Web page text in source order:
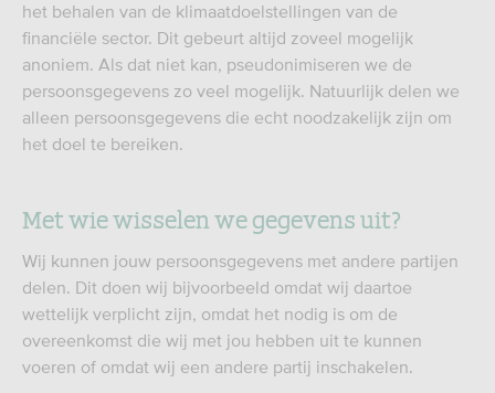
het behalen van de klimaatdoelstellingen van de
financiële sector. Dit gebeurt altijd zoveel mogelijk
anoniem. Als dat niet kan, pseudonimiseren we de
persoonsgegevens zo veel mogelijk. Natuurlijk delen we
alleen persoonsgegevens die echt noodzakelijk zijn om
het doel te bereiken.
Met wie wisselen we gegevens uit?
Wij kunnen jouw persoonsgegevens met andere partijen
delen. Dit doen wij bijvoorbeeld omdat wij daartoe
wettelijk verplicht zijn, omdat het nodig is om de
overeenkomst die wij met jou hebben uit te kunnen
voeren of omdat wij een andere partij inschakelen.